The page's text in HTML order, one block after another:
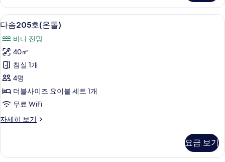
진
모
두
보
기
(침
실
1,
거
실
1)
자
세
히
보
기
다
솜
205
호
(온
돌)
사
진
모
보
6
다솜205호(온돌)
바다 전망
40㎡
침실 1개
4명
더블사이즈 요이불 세트 1개
무료 WiFi
자세히 보기
다
(온
요금 보기